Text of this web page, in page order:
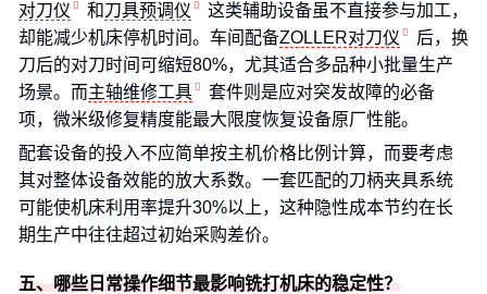
对刀仪 和刀具预调仪
这类辅助设备虽不直接参与加工，
却能减少机床停机时间。车间配备ZOLLER对刀仪
后，换
刀后的对刀时间可缩短80%，尤其适合多品种小批量生产
场景。而主轴维修工具
套件则是应对突发故障的必备
项，微米级修复精度能最大限度恢复设备原厂性能。
配套设备的投入不应简单按主机价格比例计算，而要考虑
其对整体设备效能的放大系数。一套匹配的刀柄夹具系统
可能使机床利用率提升30%以上，这种隐性成本节约在长
期生产中往往超过初始采购差价。
五、哪些日常操作细节最影响铣打机床的稳定性？